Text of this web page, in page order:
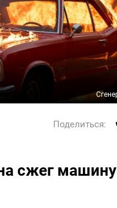
Поделиться:
сжег машину